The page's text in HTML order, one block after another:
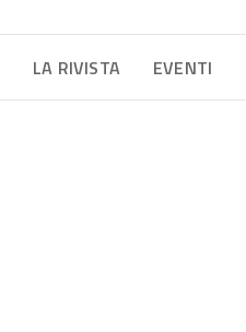
LA RIVISTA EVENTI